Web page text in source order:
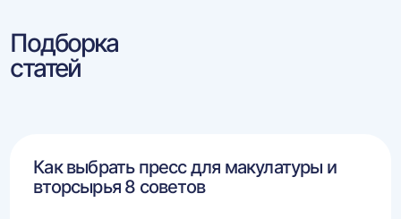
Подборка
статей
Как выбрать пресс для макулатуры и
вторсырья 8 советов